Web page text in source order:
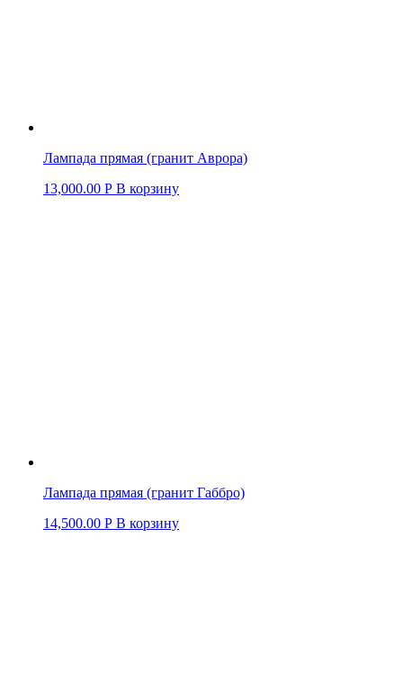
Лампада прямая (гранит Аврора)
13,000.00 Р В корзину
Лампада прямая (гранит Габбро)
14,500.00 Р В корзину